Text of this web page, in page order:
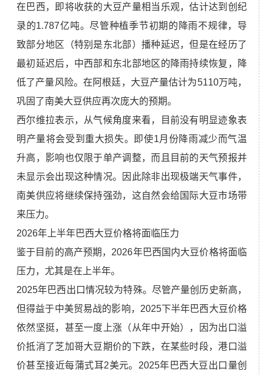
在巴西，即将收获的大豆产量相当乐观，估计达到创纪
录的1.787亿吨。尽管种植季节初期的降雨不规律，导
致部分地区（特别是东北部）播种延迟，但是在经历了
最初延迟后，中西部和东北部地区的降雨持续恢复，降
低了产量风险。在阿根廷，大豆产量估计为5110万吨，
巩固了南美大豆供应再次庞大的预期。
西尔维拉表示，从气候角度来看，目前没有明显迹象表
明产量将会受到重大损失。即使1月份降雨减少而气温
升高，影响也仅限于单产调整，而且目前的天气预报并
未显示会出现这种情况。因此除非出现极端天气事件，
南美供应将继续保持强劲，这自然会给国际大豆市场带
来压力。
2026年上半年巴西大豆价格将面临压力
鉴于目前的高产预期，2026年巴西国内大豆价格将面临
压力，尤其是在上半年。
2025年巴西出口情况较为特殊。尽管产量创历史新高，
但得益于中美贸易战的影响，2025下半年巴西大豆价格
依然坚挺，甚至一度上涨（从年中开始），因为出口溢
价抵消了芝加哥大豆期价的下跌，在某些时段，港口溢
价甚至接近每蒲式耳2美元。2025年巴西大豆出口量创